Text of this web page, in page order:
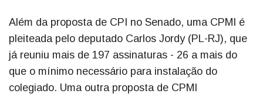
Além da proposta de CPI no Senado, uma CPMI é
pleiteada pelo deputado Carlos Jordy (PL-RJ), que
já reuniu mais de 197 assinaturas - 26 a mais do
que o mínimo necessário para instalação do
colegiado. Uma outra proposta de CPMI